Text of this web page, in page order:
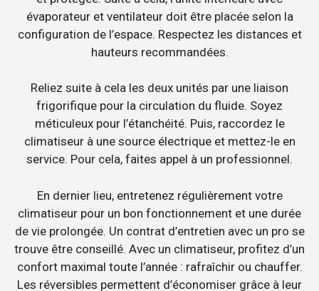
évaporateur et ventilateur doit être placée selon la
configuration de l’espace. Respectez les distances et
hauteurs recommandées.
Reliez suite à cela les deux unités par une liaison
frigorifique pour la circulation du fluide. Soyez
méticuleux pour l’étanchéité. Puis, raccordez le
climatiseur à une source électrique et mettez-le en
service. Pour cela, faites appel à un professionnel.
En dernier lieu, entretenez régulièrement votre
climatiseur pour un bon fonctionnement et une durée
de vie prolongée. Un contrat d’entretien avec un pro se
trouve être conseillé. Avec un climatiseur, profitez d’un
confort maximal toute l’année : rafraîchir ou chauffer.
Les réversibles permettent d’économiser grâce à leur